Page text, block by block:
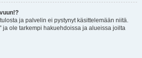
ja palvelin ei pystynyt käsittelemään niitä.
ja ole tarkempi hakuehdoissa ja alueissa joilta